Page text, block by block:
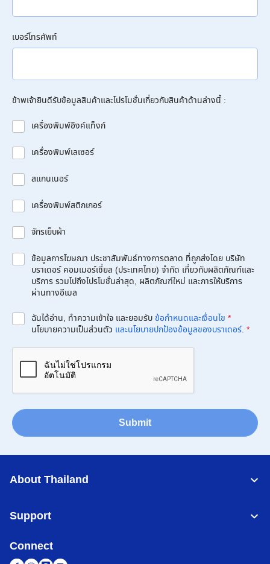
เบอร์โทรศัพท์
ข้าพเจ้ายินดีรับข้อมูลสินค้าและโปรโมชั่นเกี่ยวกับสินค้าด้านล่างนี้ :
เครื่องพิมพ์อิงค์แท็งก์
เครื่องพิมพ์เลเซอร์
สแกนเนอร์
เครื่องพิมพ์สติกเกอร์
จักรเย็บผ้า
ข้อมูลการโฆษณา ประชาสัมพันธ์ทางการตลาด ที่ถูกส่งโดย บริษัท
บราเดอร์ คอมเมอร์เชี่ยล (ประเทศไทย) จำกัด เกี่ยวกับผลิตภัณฑ์และ
บริการ รวมไปถึงโปรโมชั่นล่าสุด, ผลิตภัณฑ์ใหม่ และการให้บริการ
ผ่านทางอีเมล
ฉันได้อ่าน, ทำความเข้าใจ และยอมรับข้อกำหนดและเงื่อนไข *
นโยบายความเป็นส่วนตัว และนโยบายปกป้องข้อมูลของบราเดอร์. *
Submit
About Thailand
Support
Connect